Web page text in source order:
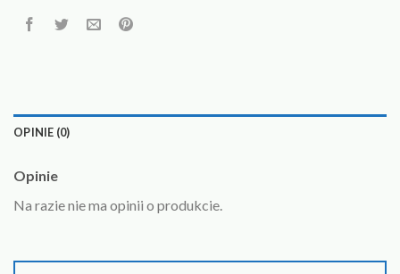
OPINIE (0)
Opinie
Na razie nie ma opinii o produkcie.